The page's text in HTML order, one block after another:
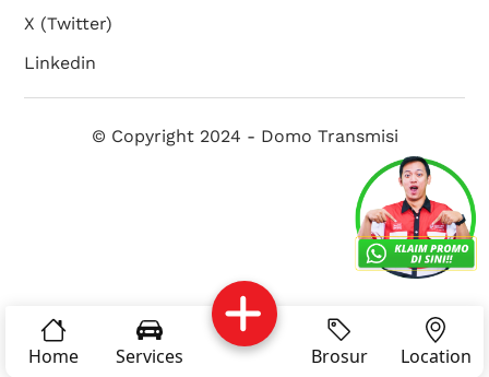
Services Brosur Location
About Us
Home
Services Brosur Location
X (Twitter)
Linkedin
© Copyright 2024 - Domo Transmisi